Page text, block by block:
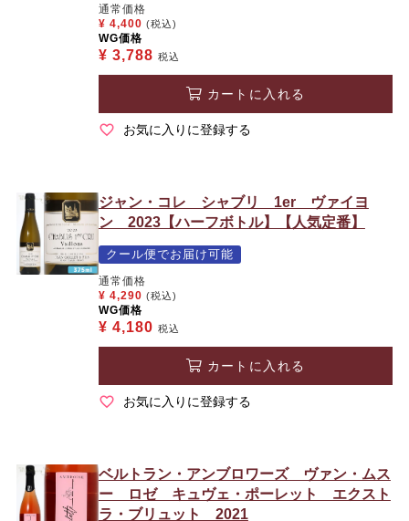
通常価格
¥ 4,400 (税込)
WG価格
¥ 3,788 税込
カートに入れる
お気に入りに登録する
ジャン・コレ シャブリ 1er ヴァイヨ
ン 2023【ハーフボトル】【人気定番】
クール便でお届け可能
通常価格
¥ 4,290 (税込)
WG価格
¥ 4,180 税込
カートに入れる
お気に入りに登録する
ベルトラン・アンブロワーズ ヴァン・ムス
ー ロゼ キュヴェ・ポーレット エクスト
ラ・ブリュット 2021